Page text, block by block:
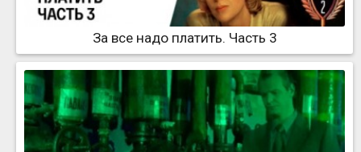
За все надо платить. Часть 3